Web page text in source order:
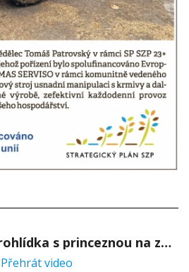
Prohlídka s princeznou na zámku Stekník
video